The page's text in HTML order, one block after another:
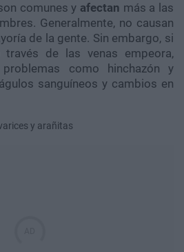
comunes y afectan más a las
Generalmente, no causan
de la gente. Sin embargo, si
de las venas empeora,
problemas como hinchazón y
sanguíneos y cambios en